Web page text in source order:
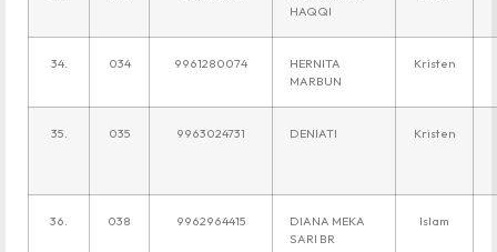
HAQQI
34. 034 9961280074
HERNITA
MARBUN
Kristen
35. 035 9963024731 DENIATI Kristen
36. 038 9962964415
DIANA MEKA
SARI BR
Islam